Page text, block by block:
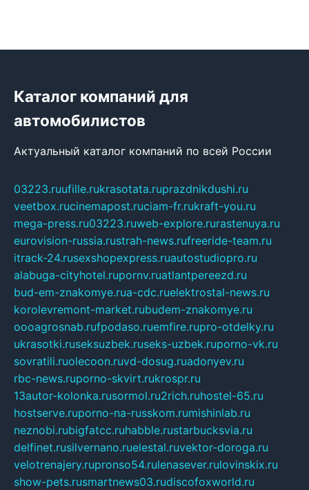
Каталог компаний для
автомобилистов
Актуальный каталог компаний по всей России
03223.ruufille.rukrasotata.ruprazdnikdushi.ru
veetbox.rucinemapost.ruciam-fr.rukraft-you.ru
mega-press.ru03223.ruweb-explore.rurastenuya.ru
eurovision-russia.rustrah-news.rufreeride-team.ru
itrack-24.rusexshopexpress.ruautostudiopro.ru
alabuga-cityhotel.rupornv.ruatlantpereezd.ru
bud-em-znakomye.rua-cdc.ruelektrostal-news.ru
korolevremont-market.rubudem-znakomye.ru
oooagrosnab.rufpodaso.ruemfire.rupro-otdelky.ru
ukrasotki.ruseksuzbek.ruseks-uzbek.ruporno-vk.ru
sovratili.ruolecoon.ruvd-dosug.ruadonyev.ru
rbc-news.ruporno-skvirt.rukrospr.ru
13autor-kolonka.rusormol.ru2rich.ruhostel-65.ru
hostserve.ruporno-na-russkom.rumishinlab.ru
neznobi.rubigfatcc.ruhabble.rustarbucksvia.ru
delfinet.rusilvernano.ruelestal.ruvektor-doroga.ru
velotrenajery.rupronso54.rulenasever.rulovinskix.ru
show-pets.rusmartnews03.rudiscofoxworld.ru